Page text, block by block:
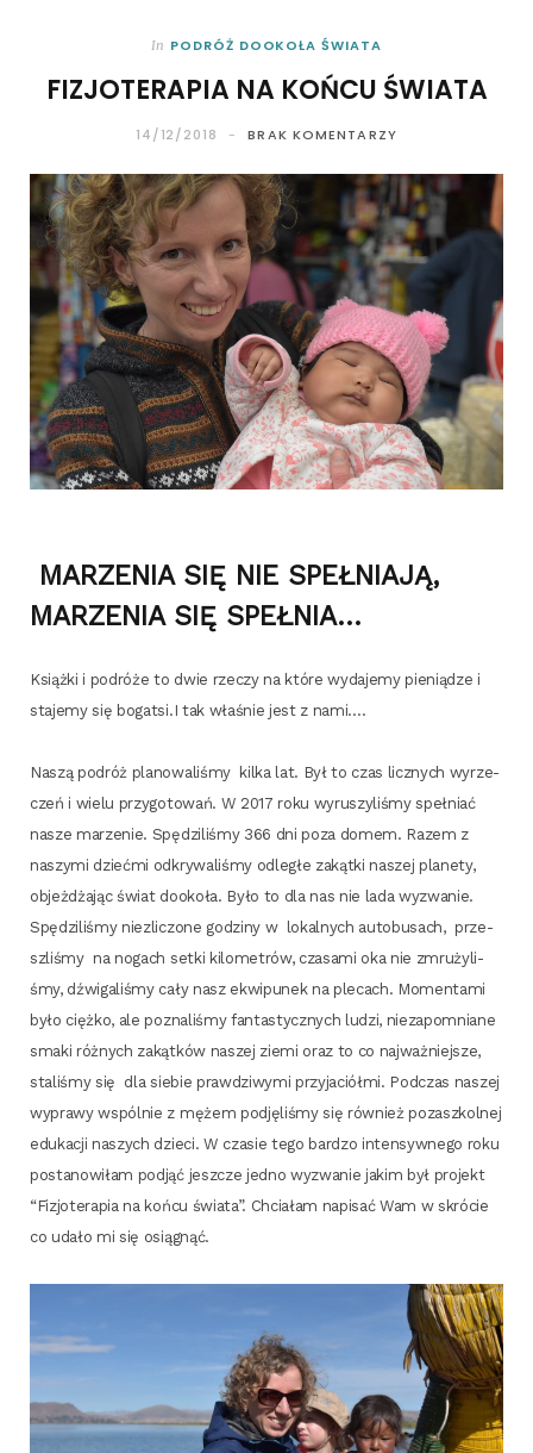
In PODRÓŻ DOOKOŁA ŚWIATA
FIZJOTERAPIA NA KOŃCU ŚWIATA
14/12/2018 BRAK KOMENTARZY
MARZENIA SIĘ NIE SPEŁNIAJĄ,
MARZENIA SIĘ SPEŁNIA…
Książ­ki i podró­że to dwie rze­czy na któ­re wyda­je­my pie­nią­dze i
sta­je­my się bogatsi.I tak wła­śnie jest z nami.…
Naszą podróż pla­no­wa­li­śmy kil­ka lat. Był to czas licz­nych wyrze­
czeń i wie­lu przy­go­to­wań. W 2017 roku wyru­szy­li­śmy speł­niać
nasze marze­nie. Spę­dzi­li­śmy 366 dni poza domem. Razem z
naszy­mi dzieć­mi odkry­wa­li­śmy odle­głe zakąt­ki naszej pla­ne­ty,
objeż­dża­jąc świat dooko­ła. Było to dla nas nie lada wyzwa­nie.
Spę­dzi­li­śmy nie­zli­czo­ne godzi­ny w lokal­nych auto­bu­sach, prze­
szli­śmy na nogach set­ki kilo­me­trów, cza­sa­mi oka nie zmru­ży­li­
śmy, dźwi­ga­li­śmy cały nasz ekwi­pu­nek na ple­cach. Momen­ta­mi
było cięż­ko, ale pozna­li­śmy fan­ta­stycz­nych ludzi, nie­za­po­mnia­ne
sma­ki róż­nych zakąt­ków naszej zie­mi oraz to co naj­waż­niej­sze,
sta­li­śmy się dla sie­bie praw­dzi­wy­mi przy­ja­ciół­mi. Pod­czas naszej
wypra­wy wspól­nie z mężem pod­ję­li­śmy się rów­nież pozasz­kol­nej
edu­ka­cji naszych dzie­ci. W cza­sie tego bar­dzo inten­syw­ne­go roku
posta­no­wi­łam pod­jąć jesz­cze jed­no wyzwa­nie jakim był pro­jekt
“Fizjo­te­ra­pia na koń­cu świa­ta”. Chcia­łam napi­sać Wam w skró­cie
co uda­ło mi się osiągnąć.